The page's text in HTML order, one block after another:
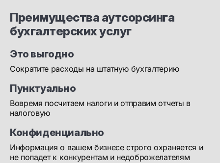
Преимущества аутсорсинга
бухгалтерских услуг
Это выгодно
Сократите расходы на штатную бухгалтерию
Пунктуально
Вовремя посчитаем налоги и отправим отчеты в
налоговую
Конфиденциально
Информация о вашем бизнесе строго охраняется и
не попадет к конкурентам и недоброжелателям